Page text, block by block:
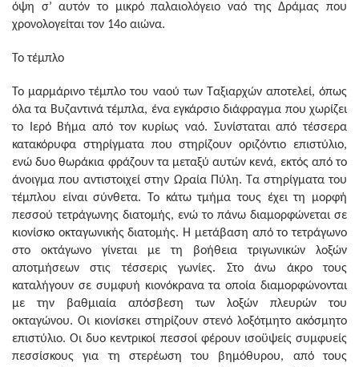
όψη σ’ αυτόν το μικρό παλαιολόγειο ναό της Δράμας που
χρονολογείται τον 14ο αιώνα.
Το τέμπλο
Το μαρμάρινο τέμπλο του ναού των Ταξιαρχών αποτελεί, όπως
όλα τα Βυζαντινά τέμπλα, ένα εγκάρσιο διάφραγμα που χωρίζει
το Ιερό Βήμα από τον κυρίως ναό. Συνίσταται από τέσσερα
κατακόρυφα στηρίγματα που στηρίζουν οριζόντιο επιστύλιο,
ενώ δυο θωράκια φράζουν τα μεταξύ αυτών κενά, εκτός από το
άνοιγμα που αντιστοιχεί στην Ωραία Πύλη. Τα στηρίγματα του
τέμπλου είναι σύνθετα. Το κάτω τμήμα τους έχει τη μορφή
πεσσού τετράγωνης διατομής, ενώ το πάνω διαμορφώνεται σε
κιονίσκο οκταγωνικής διατομής. Η μετάβαση από το τετράγωνο
στο οκτάγωνο γίνεται με τη βοήθεια τριγωνικών λοξών
αποτμήσεων στις τέσσερις γωνίες. Στο άνω άκρο τους
καταλήγουν σε συμφυή κιονόκρανα τα οποία διαμορφώνονται
με την βαθμιαία απόσβεση των λοξών πλευρών του
οκταγώνου. Οι κιονίσκει στηρίζουν στενό λοξότμητο ακόσμητο
επιστύλιο. Οι δυο κεντρικοί πεσσοί φέρουν ισοϋψείς συμφυείς
πεσσίσκους για τη στερέωση του βημόθυρου, από τους